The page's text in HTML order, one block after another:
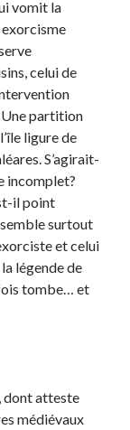
vomit la
celui de
Une partition
ligure de
S’agirait-
incomplet?
il point
surtout
et celui
légende de
tombe… et
dont atteste
médiévaux